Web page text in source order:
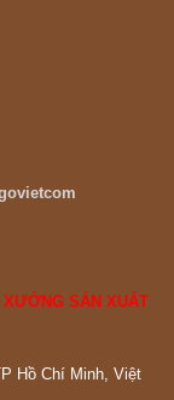
SẢN XUẤT
Hồ Chí Minh, Việt